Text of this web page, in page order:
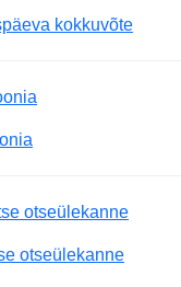
kokkuvõte
otseülekanne